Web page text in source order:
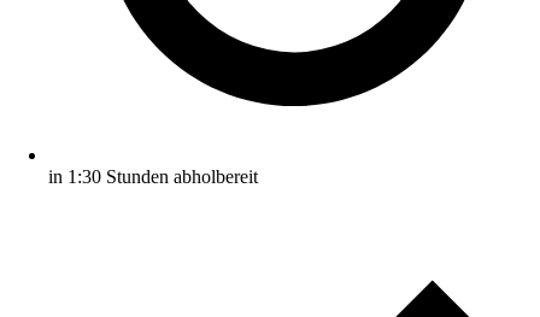
in 1:30 Stunden abholbereit